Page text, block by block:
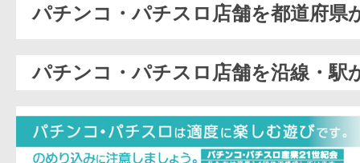
パチンコ・パチスロ店舗を都道府県
パチンコ・パチスロ店舗を沿線・駅